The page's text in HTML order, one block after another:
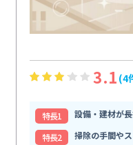
3.1 (4
特⻑1
設備・建材が
特⻑2
掃除の手間や